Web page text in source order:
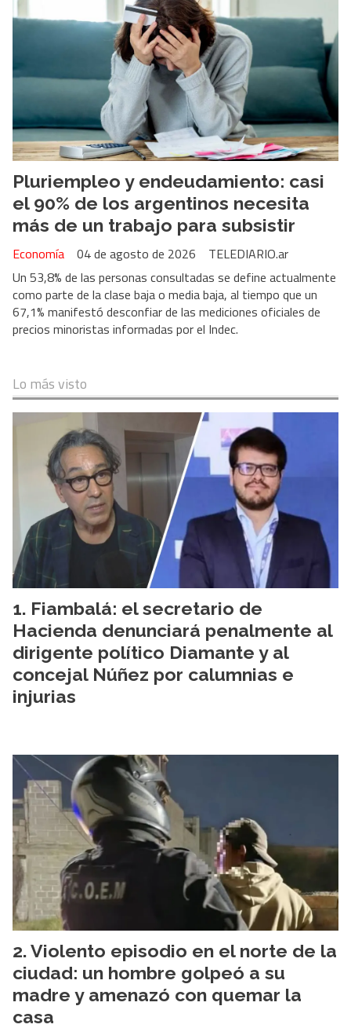
Pluriempleo y endeudamiento: casi
el 90% de los argentinos necesita
más de un trabajo para subsistir
TELEDIARIO.ar
Economía
04 de agosto de 2026
Un 53,8% de las personas consultadas se define actualmente
como parte de la clase baja o media baja, al tiempo que un
67,1% manifestó desconfiar de las mediciones oficiales de
precios minoristas informadas por el Indec.
Lo más visto
Fiambalá: el secretario de
Hacienda denunciará penalmente al
dirigente político Diamante y al
concejal Núñez por calumnias e
injurias
Violento episodio en el norte de la
ciudad: un hombre golpeó a su
madre y amenazó con quemar la
casa